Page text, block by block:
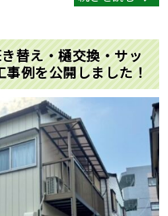
替え・樋交換・サッ
例を公開しました！